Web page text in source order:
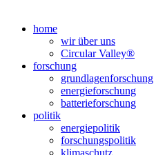
oben
scrollen
home
wir über uns
Circular Valley®
forschung
grundlagenforschung
energieforschung
batterieforschung
politik
energiepolitik
forschungspolitik